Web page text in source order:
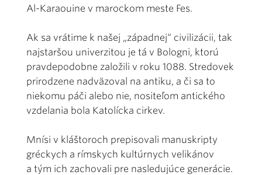
Al-Karaouine v marockom meste Fes.
Ak sa vrátime k našej „západnej“ civilizácii, tak
najstaršou univerzitou je tá v Bologni, ktorú
pravdepodobne založili v roku 1088. Stredovek
prirodzene nadväzoval na antiku, a či sa to
niekomu páči alebo nie, nositeľom antického
vzdelania bola Katolícka cirkev.
Mnísi v kláštoroch prepisovali manuskripty
gréckych a rímskych kultúrnych velikánov
a tým ich zachovali pre nasledujúce generácie.